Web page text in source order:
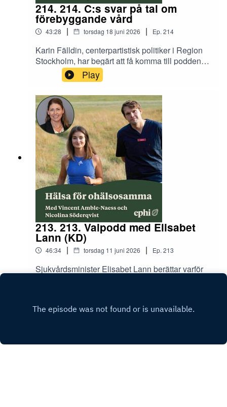
214. 214. C:s svar på tal om
förebyggande vård
43:28 | torsdag 18 juni 2026 | Ep. 214
Karin Fälldin, centerpartistisk politiker i Region
Stockholm, har begärt att få komma till podden
för att ge svar på tal om avsnitt 199 om preventiv
vård. Hon konstaterar bland annat att det inte är
politiskt möjligt att helt utesluta privata aktörer
från sjukvården.
Play
213. 213. Valpodd med Elisabet
Lann (KD)
46:34 | torsdag 11 juni 2026 | Ep. 213
Sjukvårdsminister Elisabet Lann berättar varför